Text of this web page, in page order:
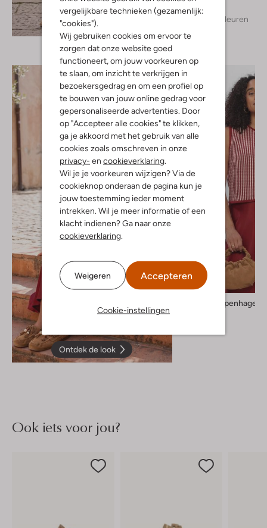
vergelijkbare technieken (gezamenlijk:
"cookies").
Wij gebruiken cookies om ervoor te
zorgen dat onze website goed
functioneert, om jouw voorkeuren op
te slaan, om inzicht te verkrijgen in
bezoekersgedrag en om een profiel op
te bouwen van jouw online gedrag voor
gepersonaliseerde advertenties. Door
op "Accepteer alle cookies" te klikken,
ga je akkoord met het gebruik van alle
cookies zoals omschreven in onze
privacy- en cookieverklaring.
Wil je je voorkeuren wijzigen? Via de
cookieknop onderaan de pagina kun je
jouw toestemming ieder moment
intrekken. Wil je meer informatie of een
klacht indienen? Ga naar onze
cookieverklaring.
Weigeren Accepteren
Cookie-instellingen
Ontdek de look + meer kleuren
Ontdek de look
Msch Copenhagen
Ook iets voor jou?